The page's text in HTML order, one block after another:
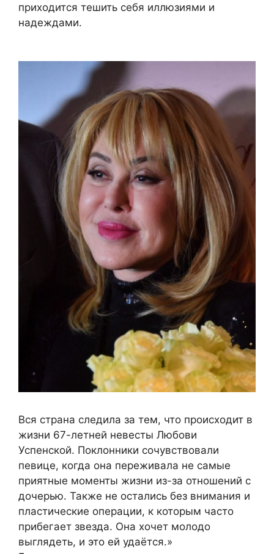
приходится тешить себя иллюзиями и
надеждами.
Вся страна следила за тем, что происходит в
жизни 67-летней невесты Любови
Успенской. Поклонники сочувствовали
певице, когда она переживала не самые
приятные моменты жизни из-за отношений с
дочерью. Также не остались без внимания и
пластические операции, к которым часто
прибегает звезда. Она хочет молодо
выглядеть, и это ей удаётся.»